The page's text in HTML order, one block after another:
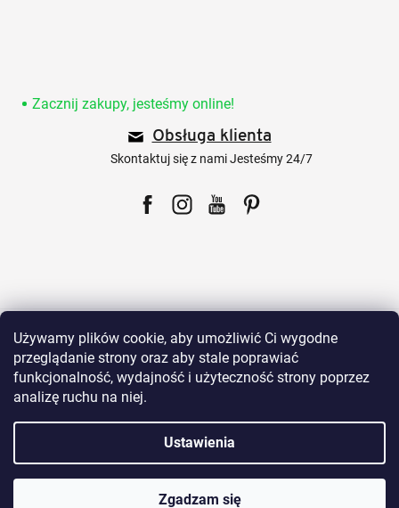
Używamy plików cookie, aby umożliwić Ci wygodne
przeglądanie strony oraz aby stale poprawiać
funkcjonalność, wydajność i użyteczność strony poprzez
analizę ruchu na niej.
Ustawienia
Zgadzam się
Zacznij zakupy, jesteśmy online!
Obsługa klienta
Skontaktuj się z nami Jesteśmy 24/7
Dla klientów
Wszystko o zakupach
Nasze produkty